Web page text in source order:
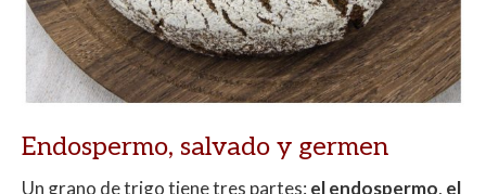
Endospermo, salvado y germen
Un grano de trigo tiene tres partes: el endospermo, el